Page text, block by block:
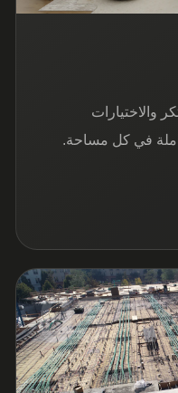
والاختيارات
في كل مساحة.
03